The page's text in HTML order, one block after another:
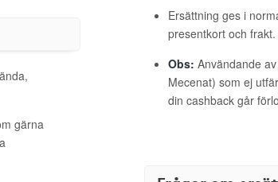
gärna
Ersättning ges i
presentkort och frakt.
Obs: Användande
Mecenat) som ej
din cashback går